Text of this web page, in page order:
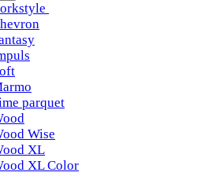
parquet
Wise
XL
XL Color